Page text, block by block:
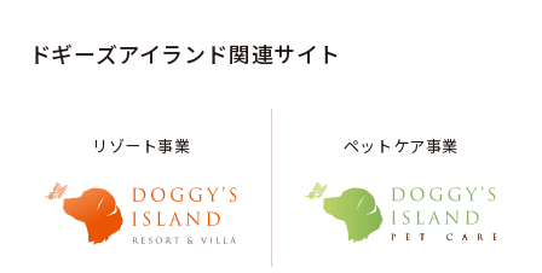
ドギーズアイランド関連サイト
リゾート事業 ペットケア事業